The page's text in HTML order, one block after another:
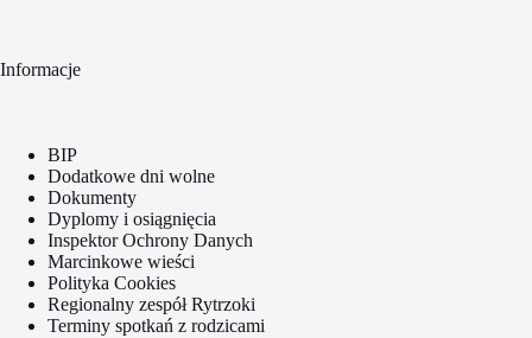
Informacje
BIP
Dodatkowe dni wolne
Dokumenty
Dyplomy i osiągnięcia
Inspektor Ochrony Danych
Marcinkowe wieści
Polityka Cookies
Regionalny zespół Rytrzoki
Terminy spotkań z rodzicami